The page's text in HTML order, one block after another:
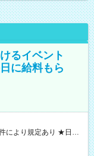
るイベント
に給料もら
金GET♪ お仕事後はコ
期間】試